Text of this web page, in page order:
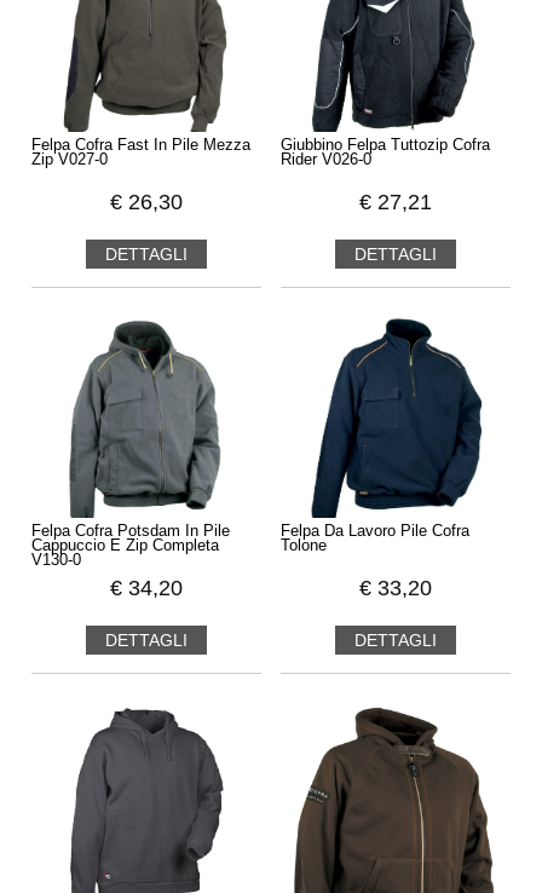
nuove tendenze della moda e variano da unostile semplice e
classico, adatto a tutti, ad uno stile giovanile, casual,
sportivo, moderno
Cofra
progetta, realizza e produce
attraverso dei materiali di qualità, sicuri, confortevoli e
resistenti.
Felpa Cofra Fast In Pile Mezza
Zip V027-0
€ 26,30
DETTAGLI
Giubbino Felpa Tuttozip Cofra
Rider V026-0
€ 27,21
DETTAGLI
Felpa Cofra Potsdam In Pile
Cappuccio E Zip Completa
V130-0
€ 34,20
DETTAGLI
Felpa Da Lavoro Pile Cofra
Tolone
€ 33,20
DETTAGLI